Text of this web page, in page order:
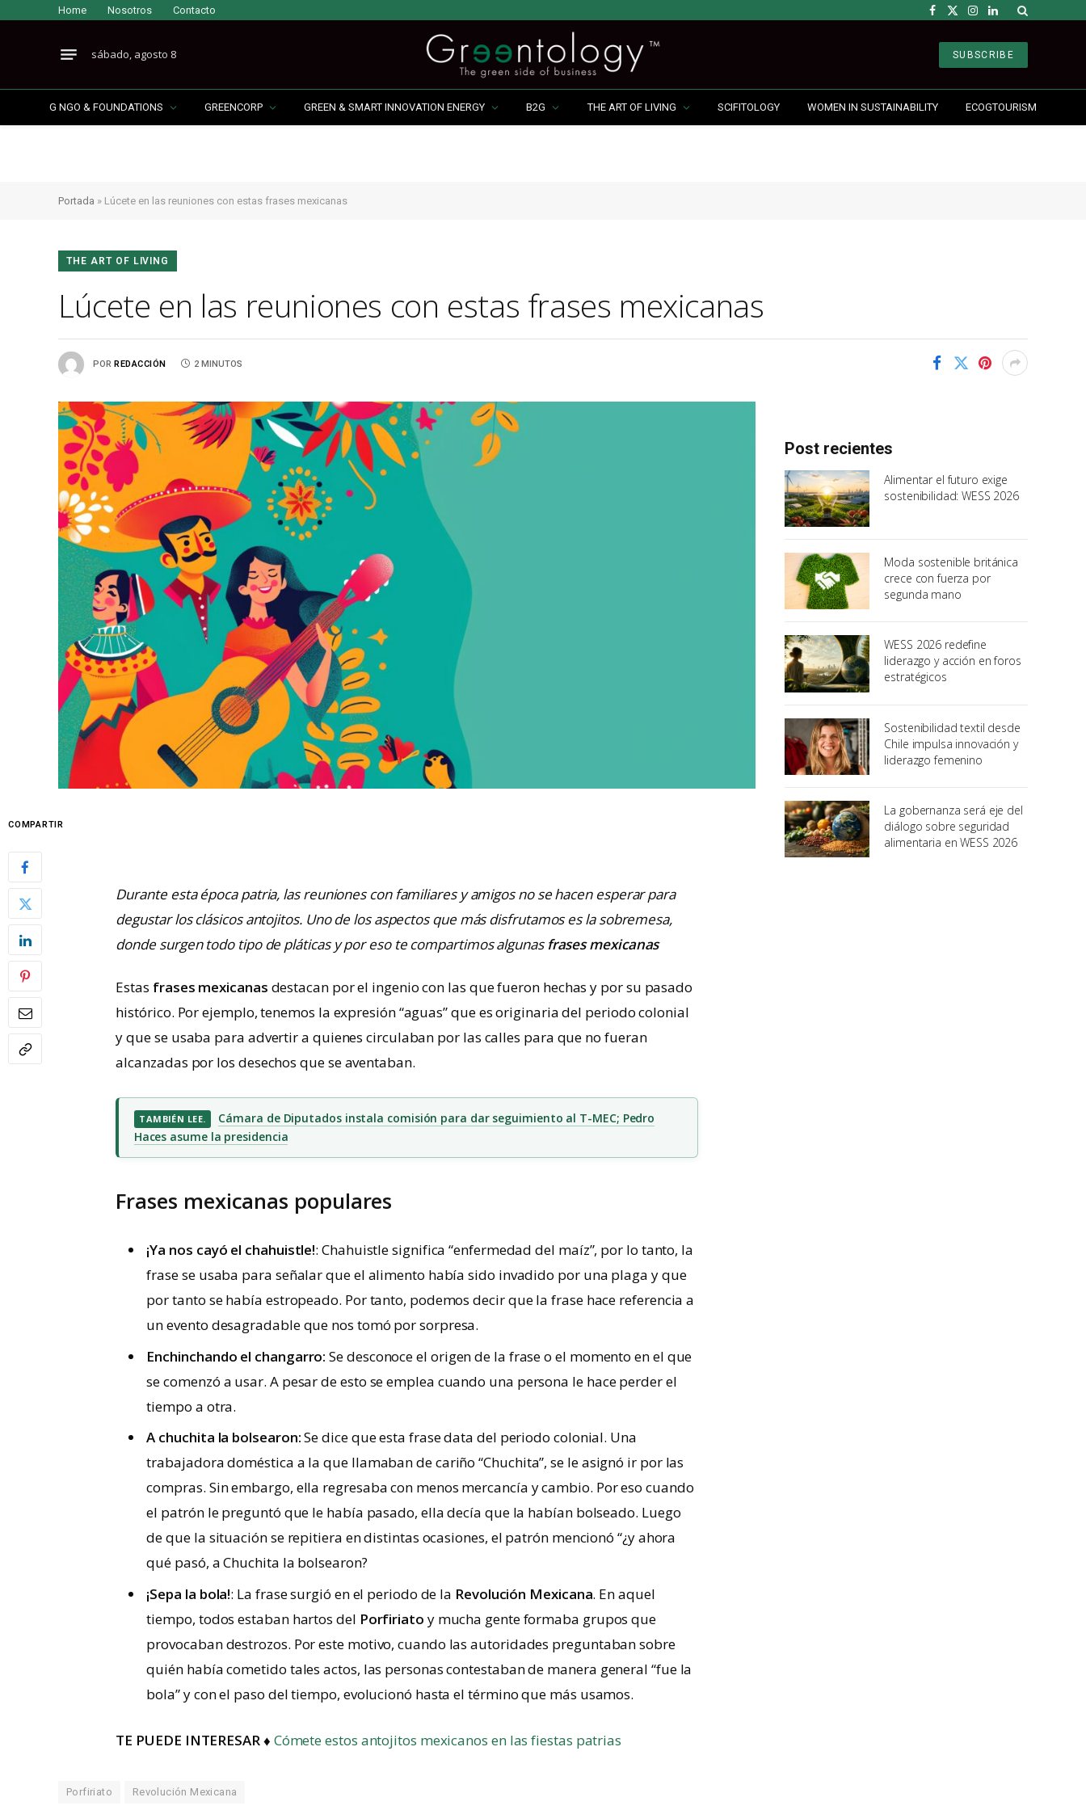
Home Nosotros Contacto Facebook
X
Instagram
LinkedIn
sábado, agosto 8 SUBSCRIBE
G NGO & FOUNDATIONS GREENCORP GREEN & SMART INNOVATION ENERGY B2G THE ART OF LIVING SCIFITOLOGY WOMEN IN SUSTAINABILITY ECOGTOURISM
Portada » Lúcete en las reuniones con estas frases mexicanas
THE ART OF LIVING
Lúcete en las reuniones con estas frases mexicanas
POR REDACCIÓN 2 MINUTOS
COMPARTIR
Durante esta época patria, las reuniones con familiares y amigos no se hacen esperar para
degustar los clásicos antojitos. Uno de los aspectos que más disfrutamos es la sobremesa,
donde surgen todo tipo de pláticas y por eso te compartimos algunas frases mexicanas
Estas frases mexicanas destacan por el ingenio con las que fueron hechas y por su pasado
histórico. Por ejemplo, tenemos la expresión “aguas” que es originaria del periodo colonial
y que se usaba para advertir a quienes circulaban por las calles para que no fueran
alcanzadas por los desechos que se aventaban.
TAMBIÉN LEE.
Cámara de Diputados instala comisión para dar seguimiento al T-MEC; Pedro
Haces asume la presidencia
Frases mexicanas populares
¡Ya nos cayó el chahuistle!: Chahuistle significa “enfermedad del maíz”, por lo tanto, la
frase se usaba para señalar que el alimento había sido invadido por una plaga y que
por tanto se había estropeado. Por tanto, podemos decir que la frase hace referencia a
un evento desagradable que nos tomó por sorpresa.
Enchinchando el changarro:Se desconoce el origen de la frase o el momento en el que
se comenzó a usar. A pesar de esto se emplea cuando una persona le hace perder el
tiempo a otra.
A chuchita la bolsearon:Se dice que esta frase data del periodo colonial. Una
trabajadora doméstica a la que llamaban de cariño “Chuchita”, se le asignó ir por las
compras. Sin embargo, ella regresaba con menos mercancía y cambio. Por eso cuando
el patrón le preguntó que le había pasado, ella decía que la habían bolseado. Luego
de que la situación se repitiera en distintas ocasiones, el patrón mencionó “¿y ahora
qué pasó, a Chuchita la bolsearon?
¡Sepa la bola!: La frase surgió en el periodo de la Revolución Mexicana. En aquel
tiempo, todos estaban hartos del Porfiriato y mucha gente formaba grupos que
provocaban destrozos. Por este motivo, cuando las autoridades preguntaban sobre
quién había cometido tales actos, las personas contestaban de manera general “fue la
bola” y con el paso del tiempo, evolucionó hasta el término que más usamos.
TE PUEDE INTERESAR ♦ Cómete estos antojitos mexicanos en las fiestas patrias
Porfiriato Revolución Mexicana
Post recientes
Alimentar el futuro exige
sostenibilidad: WESS 2026
Moda sostenible británica
crece con fuerza por
segunda mano
WESS 2026 redefine
liderazgo y acción en foros
estratégicos
Sostenibilidad textil desde
Chile impulsa innovación y
liderazgo femenino
La gobernanza será eje del
diálogo sobre seguridad
alimentaria en WESS 2026